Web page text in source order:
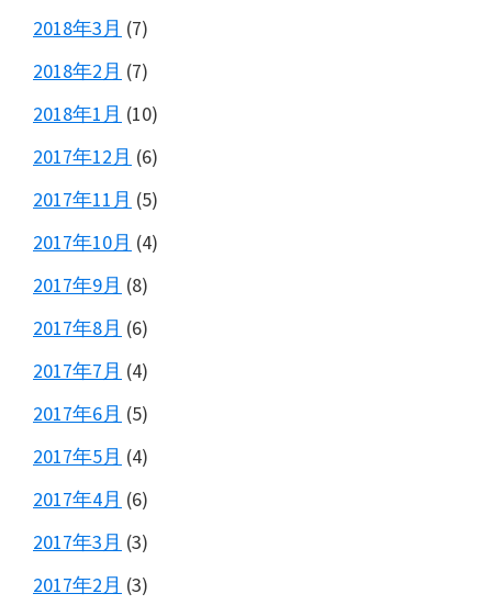
2018年3月 (7)
2018年2月 (7)
2018年1月 (10)
2017年12月 (6)
2017年11月 (5)
2017年10月 (4)
2017年9月 (8)
2017年8月 (6)
2017年7月 (4)
2017年6月 (5)
2017年5月 (4)
2017年4月 (6)
2017年3月 (3)
2017年2月 (3)